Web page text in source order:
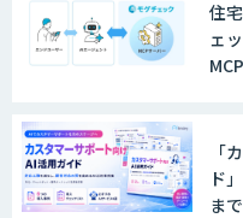
住
ェ
「
ド
ま